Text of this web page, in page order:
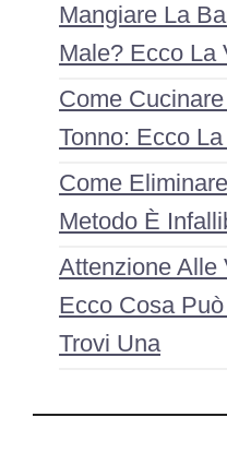
Mangiare La
Male? Ecco La
Come
Tonno: Ecco
Come
Metodo È
Attenzione Alle
Ecco Cosa
Trovi Una